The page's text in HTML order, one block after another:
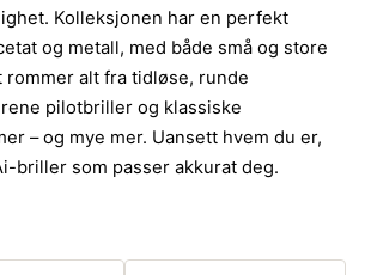
Kolleksjonen har en perfekt
og metall, med både små og store
rommer alt fra tidløse, runde
pilotbriller og klassiske
– og mye mer. Uansett hvem du er,
briller som passer akkurat deg.